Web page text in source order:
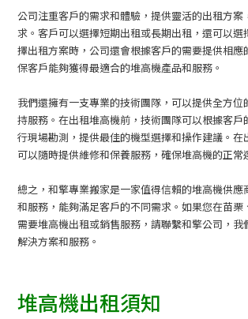
公司注重客戶的需求和體驗，提供靈活的出租方案
求。客戶可以選擇短期出租或長期出租，還可以選
擇出租方案時，公司還會根據客戶的需要提供相應
保客戶能夠獲得最適合的堆高機產品和服務。
我們還擁有一支專業的技術團隊，可以提供全方位
持服務。在出租堆高機前，技術團隊可以根據客戶
行現場勘測，提供最佳的機型選擇和操作建議。在
可以隨時提供維修和保養服務，確保堆高機的正常
總之，和擎專業搬家是一家值得信賴的堆高機供應
和服務，能夠滿足客戶的不同需求。如果您在苗栗
需要堆高機出租或銷售服務，請聯繫和擎公司，我
解決方案和服務。
堆高機出租須知